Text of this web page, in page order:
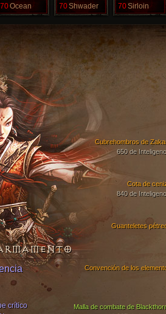
70Ocean 70Shwader 70Sirloin
Cota de
840 de
Guanteletes
Cubrehombros de
650 de
Malla de combate de
Convención de los
crítico